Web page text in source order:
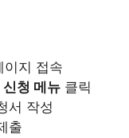
이지 접속
청 메뉴 클릭
서 작성
출